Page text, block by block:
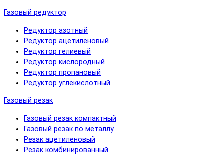
Газовый редуктор
Редуктор азотный
Редуктор ацетиленовый
Редуктор гелиевый
Редуктор кислородный
Редуктор пропановый
Редуктор углекислотный
Газовый резак
Газовый резак компактный
Газовый резак по металлу
Резак ацетиленовый
Резак комбинированный